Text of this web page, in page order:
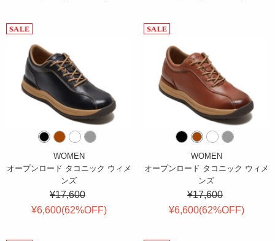
WOMEN
オープンロード タコニック ウィメ
ンズ
¥17,600
¥6,600(62%OFF)
WOMEN
オープンロード タコニック ウィメ
ンズ
¥17,600
¥6,600(62%OFF)